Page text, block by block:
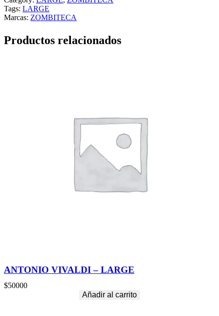
Tags: LARGE
Marcas: ZOMBITECA
Productos relacionados
ANTONIO VIVALDI – LARGE
$50000
Añadir al carrito